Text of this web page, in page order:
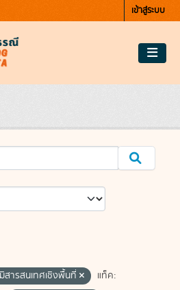
เข้าสู่ระบบ
สารสนเทศเชิงพื้นที่
แท็ค: